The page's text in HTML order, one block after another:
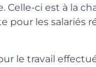
ci est à la
les salariés
le travail